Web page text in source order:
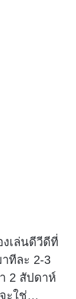
เล่นดีวีดีที่
ทีละ 2-3
2 สัปดาห์
ะใช่…